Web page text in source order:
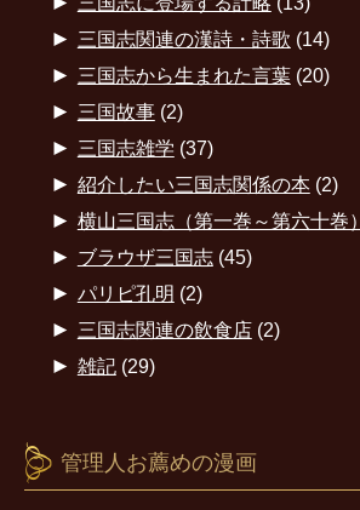
► 三国志関連の漢詩・詩歌 (14)
► 三国志から生まれた言葉(20)
► 三国故事(2)
► 三国志雑学 (37)
► 紹介したい三国志関係の本(2)
► 横山三国志（第一巻～第六十巻）
► ブラウザ三国志(45)
► パリピ孔明 (2)
► 三国志関連の飲食店(2)
► 雑記(29)
管理人お薦めの漫画